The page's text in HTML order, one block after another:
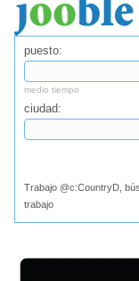
puesto:
medio tiempo
ciudad:
Trabajo @c:CountryD,
trabajo